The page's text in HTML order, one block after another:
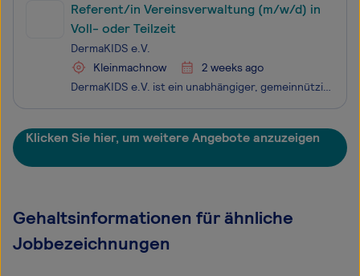
Referent/in Vereinsverwaltung (m/w/d) in
Voll- oder Teilzeit
DermaKIDS e.V.
Kleinmachnow
2 weeks ago
DermaKIDS e.V. ist ein unabhängiger, gemeinnütziger und bundesweit etablierter Verein mit Sitz nahe Berlin. Wir helfen Kindern und Jugendlichen mit Epidermolysis bullosa (EB) sowie deren Familien in ganz Deutschland unbürokratisch, um ihre Versorgungs- und Lebenssituation nachhaltig zu verbessern.
Klicken Sie hier, um weitere Angebote anzuzeigen
Gehaltsinformationen für ähnliche
Jobbezeichnungen